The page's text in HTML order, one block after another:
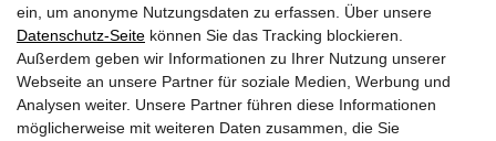
ein, um anonyme Nutzungsdaten zu erfassen. Über unsere
Datenschutz-Seite können Sie das Tracking blockieren.
Außerdem geben wir Informationen zu Ihrer Nutzung unserer
Webseite an unsere Partner für soziale Medien, Werbung und
Analysen weiter. Unsere Partner führen diese Informationen
möglicherweise mit weiteren Daten zusammen, die Sie
Mehr erfahren